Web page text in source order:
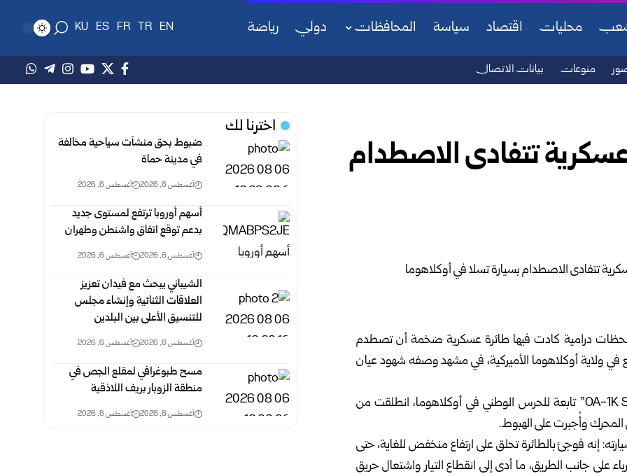
محليات اقتصاد سياسة المحافظات دولي رياضة EN
TR
FR
ES
KU
منوعات بيانات الاتصال
تتفادى الاصطدام
درامية كادت فيها طائرة عسكرية ضخمة أن تصطدم
في ولاية أوكلاهوما الأميركية، في مشهد وصفه شهود عيان
ووفقاً لموقع سكاي نيوز فإن طائرة من طراز “OA-1K Skyraider II” تابعة للحرس الوطني في أوكلاهوما، انطلقت من
وأُجبرت على الهبوط.
إنه فوجئ بالطائرة تحلق على ارتفاع منخفض للغاية، حتى
جانب الطريق، ما أدى إلى انقطاع التيار واشتعال حريق
اخترنا لك
ضبوط بحق منشآت سياحية مخالفة
في مدينة حماة
أغسطس 6, 2026 أغسطس 6, 2026
أسهم أوروبا ترتفع لمستوى جديد
بدعم توقع اتفاق واشنطن وطهران
أغسطس 6, 2026 أغسطس 6, 2026
الشيباني يبحث مع فيدان تعزيز
العلاقات الثنائية وإنشاء مجلس
للتنسيق الأعلى بين البلدين
أغسطس 6, 2026 أغسطس 6, 2026
مسح طبوغرافي لمقلع الجص في
منطقة الزوبار بريف اللاذقية
أغسطس 6, 2026 أغسطس 6, 2026